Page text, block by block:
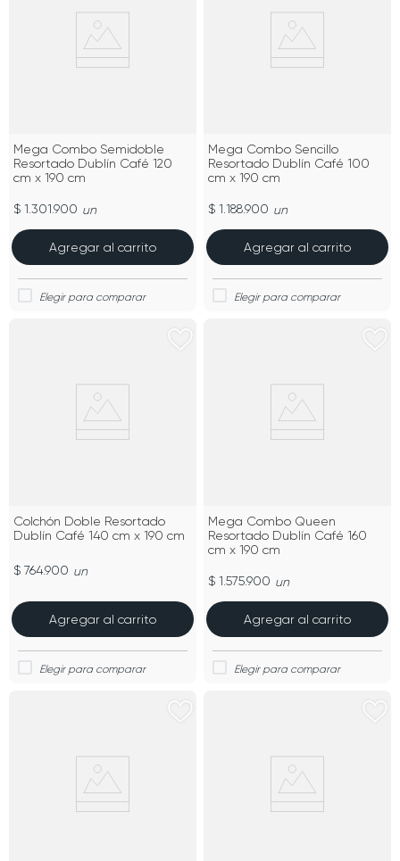
Mega Combo Semidoble
Resortado Dublín Café 120
cm x 190 cm
$ 1.301.900 un
Agregar al carrito
Mega Combo Sencillo
Resortado Dublín Café 100
cm x 190 cm
$ 1.188.900 un
Agregar al carrito
Colchón Doble Resortado
Dublín Café 140 cm x 190 cm
$ 764.900 un
Agregar al carrito
Mega Combo Queen
Resortado Dublín Café 160
cm x 190 cm
$ 1.575.900 un
Agregar al carrito